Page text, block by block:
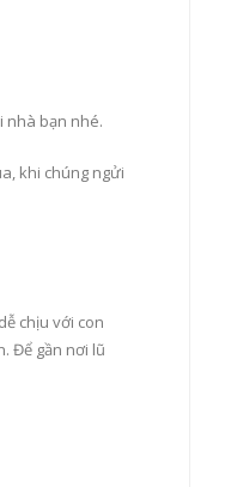
nhà bạn nhé.
khi chúng ngửi
chịu với con
Để gần nơi lũ